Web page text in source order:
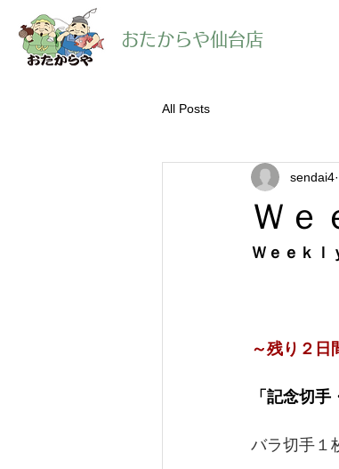
​おたからや仙台店
All Posts
Ｗｅ
sendai4
Ｗｅｅｋｌ
～残り２日
「記念切
バラ切手１